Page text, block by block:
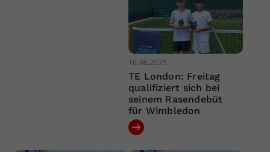
16.06.2025
TE London: Freitag
qualifiziert sich bei
seinem Rasendebüt
für Wimbledon